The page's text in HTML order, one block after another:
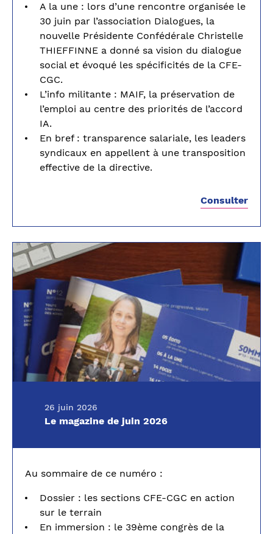
A la une : lors d’une rencontre organisée le
30 juin par l’association Dialogues, la
nouvelle Présidente Confédérale Christelle
THIEFFINNE a donné sa vision du dialogue
social et évoqué les spécificités de la CFE-
CGC.
L’info militante : MAIF, la préservation de
l’emploi au centre des priorités de l’accord
IA.
En bref : transparence salariale, les leaders
syndicaux en appellent à une transposition
effective de la directive.
Consulter
26 juin 2026
Le magazine de juin 2026
Au sommaire de ce numéro :
Dossier : les sections CFE-CGC en action
sur le terrain
En immersion : le 39ème congrès de la